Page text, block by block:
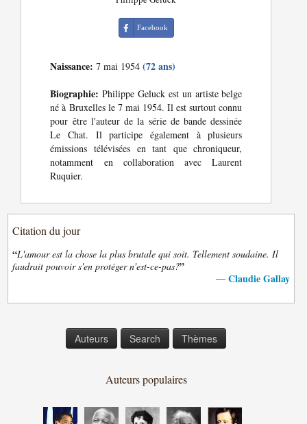
Facebook
Naissance: 7 mai 1954(72 ans)
Biographie: Philippe Geluck est un artiste belge
né à Bruxelles le 7 mai 1954. Il est surtout connu
pour être l'auteur de la série de bande dessinée
Le Chat. Il participe également à plusieurs
émissions télévisées en tant que chroniqueur,
notamment en collaboration avec Laurent
Ruquier.
Citation du jour
“L'amour est la chose la plus brutale qui soit. Tellement soudaine. Il
faudrait pouvoir s'en protéger n'est-ce-pas?”
— Claudie Gallay
Auteurs Search Thèmes
Auteurs populaires